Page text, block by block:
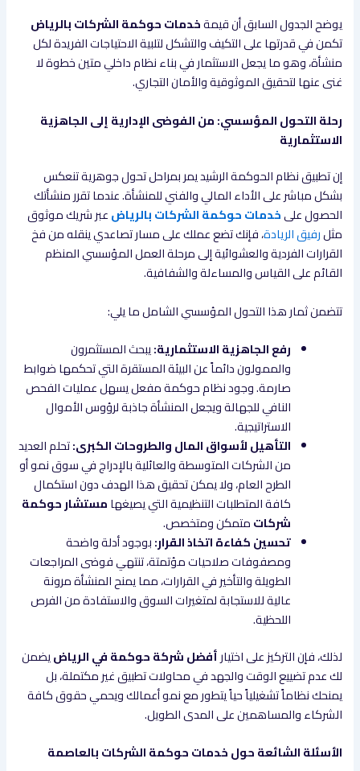
يوضح الجدول السابق أن قيمةخدمات حوكمة الشركات بالرياض
تكمن في قدرتها على التكيف والتشكل لتلبية الاحتياجات الفريدة لكل
منشأة، وهو ما يجعل الاستثمار في بناء نظام داخلي متين خطوة لا
غنى عنها لتحقيق الموثوقية والأمان التجاري.
رحلة التحول المؤسسي: من الفوضى الإدارية إلى الجاهزية
الاستثمارية
إن تطبيق نظام الحوكمة الرشيد يمر بمراحل تحول جوهرية تنعكس
بشكل مباشر على الأداء المالي والفني للمنشأة. عندما تقرر منشأتك
الحصول علىخدمات حوكمة الشركات بالرياضعبر شريك موثوق
مثلرفيق الريادة، فإنك تضع عملك على مسار تصاعدي ينقله من فخ
القرارات الفردية والعشوائية إلى مرحلة العمل المؤسسي المنظم
القائم على القياس والمساءلة والشفافية.
تتضمن ثمار هذا التحول المؤسسي الشامل ما يلي:
رفع الجاهزية الاستثمارية:يبحث المستثمرون
والممولون دائماً عن البيئة المستقرة التي تحكمها ضوابط
صارمة. وجود نظام حوكمة مفعل يسهل عمليات الفحص
النافي للجهالة ويجعل المنشأة جاذبة لرؤوس الأموال
الاستراتيجية.
التأهيل لأسواق المال والطروحات الكبرى:تحلم العديد
من الشركات المتوسطة والعائلية بالإدراج في سوق نمو أو
الطرح العام، ولا يمكن تحقيق هذا الهدف دون استكمال
كافة المتطلبات التنظيمية التي يصيغهامستشار حوكمة
شركاتمتمكن ومتخصص.
تحسين كفاءة اتخاذ القرار:بوجود أدلة واضحة
ومصفوفات صلاحيات مؤتمتة، تنتهي فوضى المراجعات
الطويلة والتأخير في القرارات، مما يمنح المنشأة مرونة
عالية للاستجابة لمتغيرات السوق والاستفادة من الفرص
اللحظية.
لذلك، فإن التركيز على اختيارأفضل شركة حوكمة في الرياضيضمن
لك عدم تضييع الوقت والجهد في محاولات تطبيق غير مكتملة، بل
يمنحك نظاماً تشغيلياً حياً يتطور مع نمو أعمالك ويحمي حقوق كافة
الشركاء والمساهمين على المدى الطويل.
الأسئلة الشائعة حول خدمات حوكمة الشركات بالعاصمة